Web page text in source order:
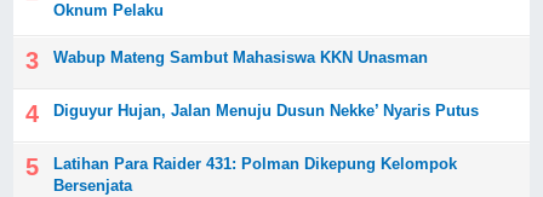
Oknum Pelaku
Wabup Mateng Sambut Mahasiswa KKN Unasman
Diguyur Hujan, Jalan Menuju Dusun Nekke’ Nyaris Putus
Latihan Para Raider 431: Polman Dikepung Kelompok
Bersenjata